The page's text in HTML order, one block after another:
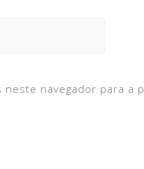
neste navegador para a